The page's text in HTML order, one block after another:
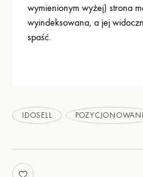
wymienionym wyżej) strona
wyindeksowana, a jej
spaść.
IDOSELL